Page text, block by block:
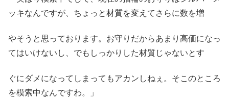
ッキなんですが、ちょっと材質を変えてさらに数を増
やそうと思っております。お守りだからあまり高価になっ
てはいけないし、でもしっかりした材質じゃないとす
ぐにダメになってしまってもアカンしねぇ。そこのところ
を模索中なんですわ。」